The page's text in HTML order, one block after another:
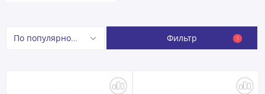
По популярности Фильтр 1